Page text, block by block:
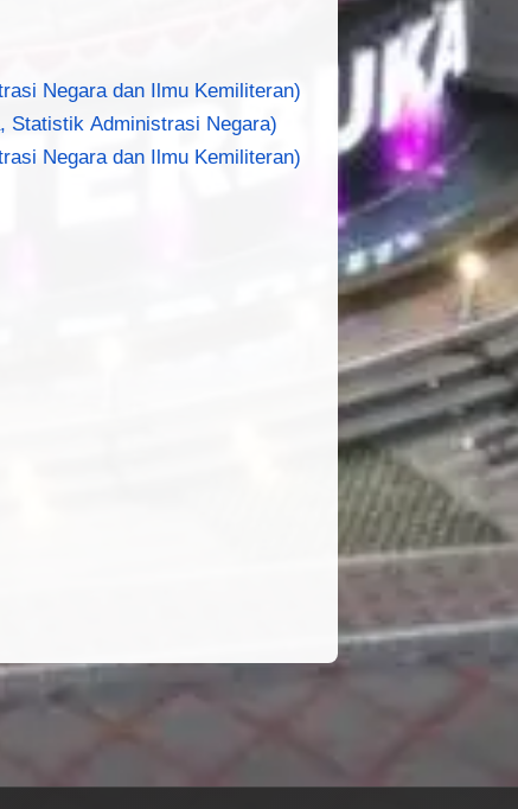
Negara dan Ilmu Kemiliteran)
Statistik Administrasi Negara)
Negara dan Ilmu Kemiliteran)